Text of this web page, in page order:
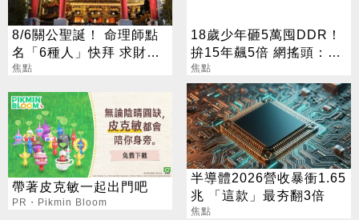
8/6關公聖誕！ 命理師點
名「6種人」快拜 求財求
職保平安
焦點
18歲少年砸5萬囤DDR！
拚15年飆5倍 網搖頭：會
報廢
焦點
帶著皮克敏一起出門吧
PR・Pikmin Bloom
半導體2026營收暴衝1.65
兆 「這款」最夯翻3倍
焦點